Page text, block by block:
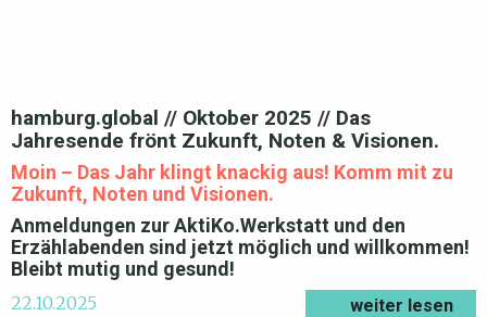
hamburg.global // Oktober 2025 // Das
Jahresende frönt Zukunft, Noten & Visionen.
Moin – Das Jahr klingt knackig aus! Komm mit zu
Zukunft, Noten und Visionen.
Anmeldungen zur AktiKo.Werkstatt und den
Erzählabenden sind jetzt möglich und willkommen!
Bleibt mutig und gesund!
22.10.2025 weiter lesen